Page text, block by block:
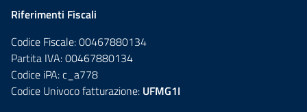
Riferimenti Fiscali
Codice Fiscale: 00467880134
Partita IVA: 00467880134
Codice iPA: c_a778
Codice Univoco fatturazione: UFMG1I